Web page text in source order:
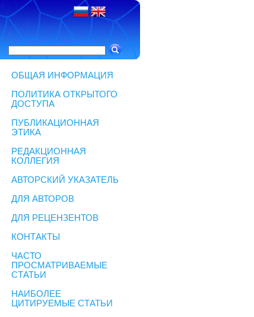
ОБЩАЯ ИНФОРМАЦИЯ
ПОЛИТИКА ОТКРЫТОГО
ДОСТУПА
ПУБЛИКАЦИОННАЯ
ЭТИКА
РЕДАКЦИОННАЯ
КОЛЛЕГИЯ
АВТОРСКИЙ УКАЗАТЕЛЬ
ДЛЯ АВТОРОВ
ДЛЯ РЕЦЕНЗЕНТОВ
КОНТАКТЫ
ЧАСТО
ПРОСМАТРИВАЕМЫЕ
СТАТЬИ
НАИБОЛЕЕ
ЦИТИРУЕМЫЕ СТАТЬИ